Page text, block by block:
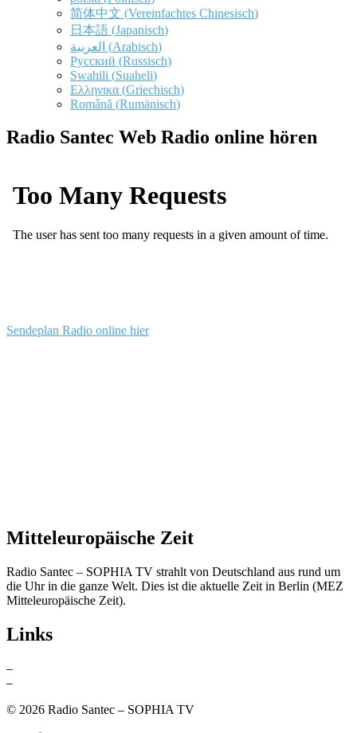
简体中文 (Vereinfachtes Chinesisch)
日本語 (Japanisch)
العربية (Arabisch)
Русский (Russisch)
Swahili (Suaheli)
Ελληνικα (Griechisch)
Română (Rumänisch)
Radio Santec Web Radio online hören
Sendeplan Radio online hier
Mitteleuropäische Zeit
Radio Santec – SOPHIA TV strahlt von Deutschland aus rund um
die Uhr in die ganze Welt. Dies ist die aktuelle Zeit in Berlin (MEZ
Mitteleuropäische Zeit).
Links
–
–
© 2026 Radio Santec – SOPHIA TV